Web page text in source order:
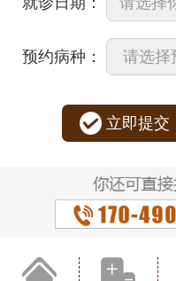
预约病种：
立即提交